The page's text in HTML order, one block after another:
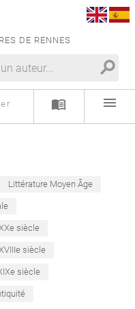
DE RENNES
search
menu_book menu
Littérature Moyen Âge
siècle
siècle
siècle